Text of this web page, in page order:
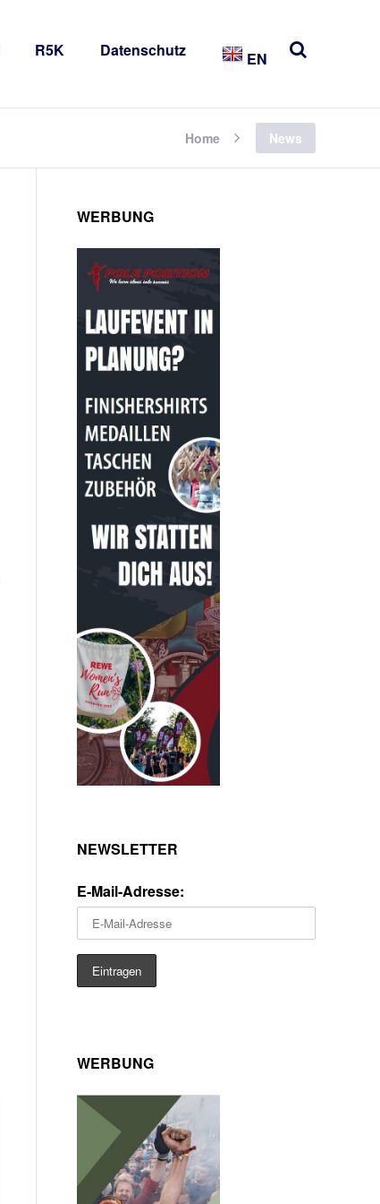
R5K Datenschutz EN
Home News
WERBUNG
NEWSLETTER
E-Mail-Adresse:
WERBUNG